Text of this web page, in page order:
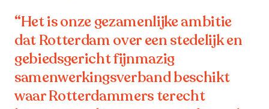
“Het is onze gezamenlijke ambitie
dat Rotterdam over een stedelijk en
gebiedsgericht fijnmazig
samenwerkingsverband beschikt
waar Rotterdammers terecht